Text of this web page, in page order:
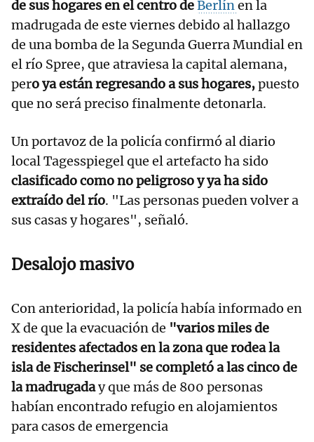
de sus hogares en el centro deBerlínen la
madrugada de este viernes debido al hallazgo
de una bomba de la Segunda Guerra Mundial en
el río Spree, que atraviesa la capital alemana,
pero ya están regresando a sus hogares,puesto
que no será preciso finalmente detonarla.
Un portavoz de la policía confirmó al diario
local Tagesspiegel que el artefacto ha sido
clasificado como no peligroso y ya ha sido
extraído del río. "Las personas pueden volver a
sus casas y hogares", señaló.
Desalojo masivo
Con anterioridad, la policía había informado en
X de que la evacuación de "varios miles de
residentes afectados en la zona que rodea la
isla de Fischerinsel" se completó a las cinco de
la madrugaday que más de 800 personas
habían encontrado refugio en alojamientos
para casos de emergencia